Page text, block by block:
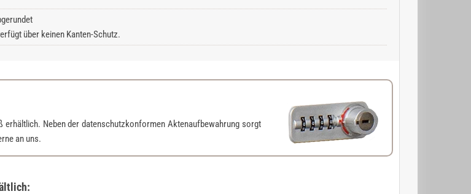
über keinen Kanten-Schutz.
Neben der datenschutzkonformen Aktenaufbewahrung sorgt
an uns.